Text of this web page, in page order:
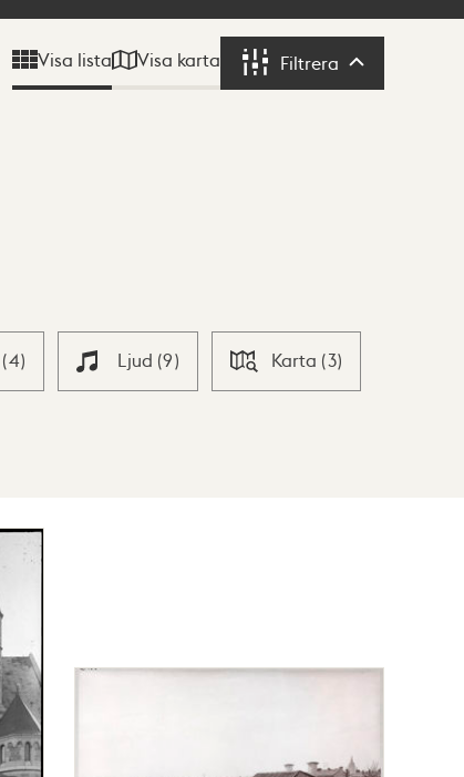
Visa lista Visa karta Filtrera Filtrera
(4) Ljud (9) Karta (3)